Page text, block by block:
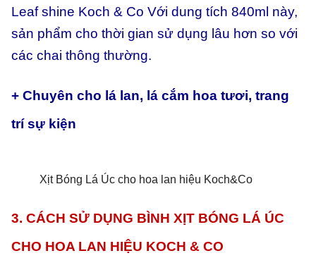
Leaf shine Koch & Co Với dung tích 840ml này,
sản phẩm cho thời gian sử dụng lâu hơn so với
các chai thông thường.
+ Chuyên cho lá lan, lá cắm hoa tươi, trang
trí sự kiện
Xịt Bóng Lá Úc cho hoa lan hiệu Koch&Co
3. CÁCH SỬ DỤNG BÌNH XỊT BÓNG LÁ ÚC
CHO HOA LAN HIỆU KOCH & CO